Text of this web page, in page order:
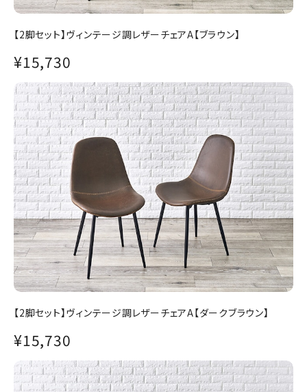
【2脚セット】ヴィンテージ調レザーチェアA【ブラウン】
¥15,730
【2脚セット】ヴィンテージ調レザーチェアA【ダークブラウン】
¥15,730